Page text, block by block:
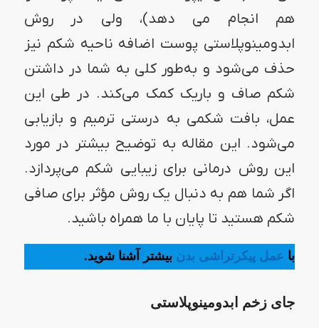
هم انجام می دهد)، ولی در روش
ابدومینوپلاستی پوست اضافه ناحیه شکم نیز
حذف می‌شود و به‌طور کلی به شما در داشتن
شکم صاف و باریک کمک می‌کند. در طی این
عمل، بافت شکمی به درستی‌ ترمیم و بازیابی
می‌شود‌. این مقاله به توضیح بیشتر در مورد
این روش درمانی برای زیبایی شکم می‌پردازد.
اگر شما هم به دنبال یک روش مؤثر برای صافی
شکم هستید تا پایان با ما همراه باشید.
با عمل پیکرتراشی بدن بیشتر آشنا شوید.
جای زخم ابدومینوپلاستی